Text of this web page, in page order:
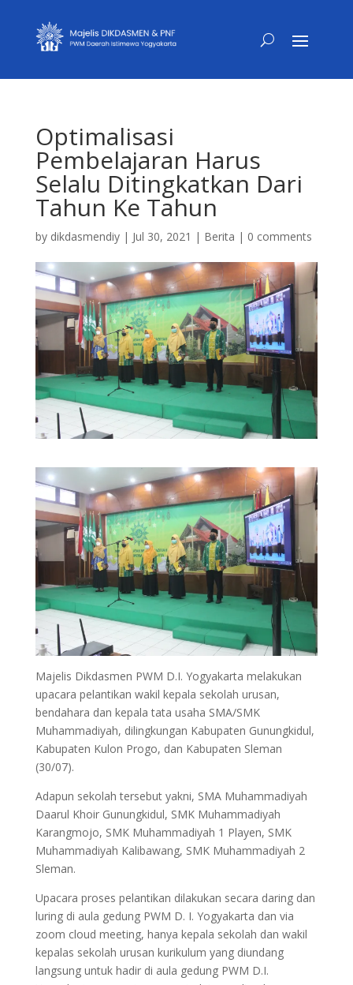
Optimalisasi
Pembelajaran Harus
Selalu Ditingkatkan Dari
Tahun Ke Tahun
by dikdasmendiy| Jul 30, 2021 | Berita | 0 comments
Majelis Dikdasmen PWM D.I. Yogyakarta melakukan
upacara pelantikan wakil kepala sekolah urusan,
bendahara dan kepala tata usaha SMA/SMK
Muhammadiyah, dilingkungan Kabupaten Gunungkidul,
Kabupaten Kulon Progo, dan Kabupaten Sleman
(30/07).
Adapun sekolah tersebut yakni, SMA Muhammadiyah
Daarul Khoir Gunungkidul, SMK Muhammadiyah
Karangmojo, SMK Muhammadiyah 1 Playen, SMK
Muhammadiyah Kalibawang, SMK Muhammadiyah 2
Sleman.
Upacara proses pelantikan dilakukan secara daring dan
luring di aula gedung PWM D. I. Yogyakarta dan via
zoom cloud meeting, hanya kepala sekolah dan wakil
kepalas sekolah urusan kurikulum yang diundang
langsung untuk hadir di aula gedung PWM D.I.